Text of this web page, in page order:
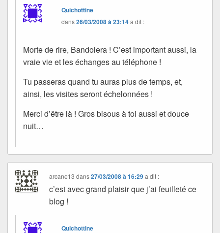
Quichottine
dans26/03/2008 à 23:14a dit :
Morte de rire, Bandolera ! C’est important aussi, la
vraie vie et les échanges au téléphone !
Tu passeras quand tu auras plus de temps, et,
ainsi, les visites seront échelonnées !
Merci d’être là ! Gros bisous à toi aussi et douce
nuit…
arcane13 dans27/03/2008 à 16:29 a dit :
c’est avec grand plaisir que j’ai feuilleté ce
blog !
Quichottine